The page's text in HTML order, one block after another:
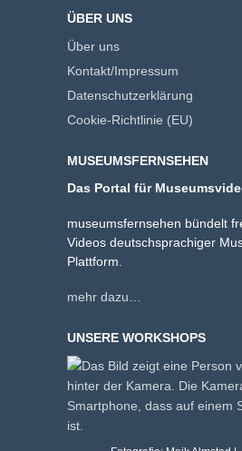
ÜBER UNS
Über uns
Kontakt/Impressum
Datenschutzerklärung
Cookie-Richtlinie (EU)
MUSEUMSFERNSEHEN
Das Portal für
museumsfernsehen bündelt
Videos deutschsprachiger
Plattform.
mehr dazu…
UNSERE WORKSHOPS